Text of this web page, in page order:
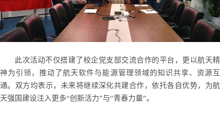
此次活动不仅搭建了校企党支部交流合作的平台，更以航天精
神为引领，推动了航天软件与能源管理领域的知识共享、资源互
通。双方均表示，未来将继续深化共建合作，依托各自优势，为航
天强国建设注入更多“创新活力”与“青春力量”。